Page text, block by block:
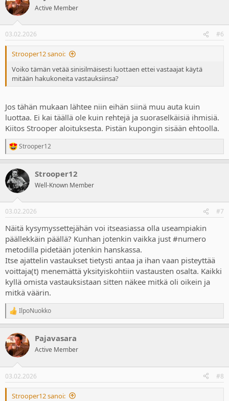
t
i
s
:
Active Member
03.02.2026 #6
Strooper12 sanoi:
Voiko tämän vetää sinisilmäisesti luottaen ettei vastaajat käytä
mitään hakukoneita vastauksiinsa?
Jos tähän mukaan lähtee niin eihän siinä muu auta kuin
luottaa. Ei kai täällä ole kuin rehtejä ja suoraselkäisiä ihmisiä.
Kiitos Strooper aloituksesta. Pistän kupongin sisään ehtoolla.
R
e
c
t
i
s
Strooper12
Strooper12
Well-Known Member
03.02.2026 #7
Näitä kysymyssettejähän voi itseasiassa olla useampiakin
päällekkäin päällä? Kunhan jotenkin vaikka just #numero
metodilla pidetään jotenkin hanskassa.
Itse ajattelin vastaukset tietysti antaa ja ihan vaan pisteyttää
voittaja(t) menemättä yksityiskohtiin vastausten osalta. Kaikki
kyllä omista vastauksistaan sitten näkee mitkä oli oikein ja
mitkä väärin.
R
e
c
t
i
s
:
IlpoNuokko
Pajavasara
Active Member
03.02.2026 #8
Strooper12 sanoi: